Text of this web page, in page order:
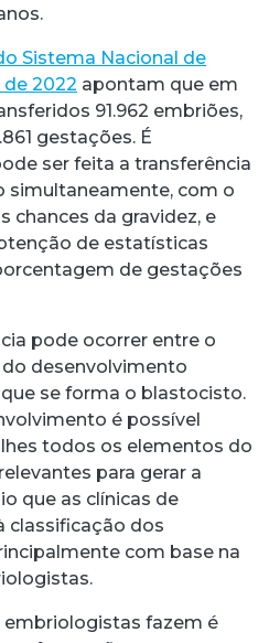
Sistema Nacional de
2022 apontam que em
91.962 embriões,
gestações. É
ser feita a transferência
simultaneamente, com o
chances da gravidez, e
de estatísticas
de gestações
pode ocorrer entre o
desenvolvimento
se forma o blastocisto.
é possível
todos os elementos do
para gerar a
que as clínicas de
classificação dos
com base na
embriologistas fazem é